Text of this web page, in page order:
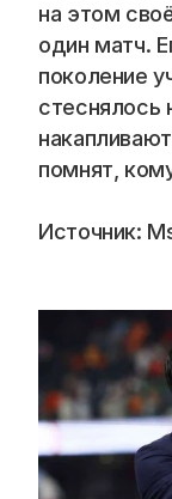
на этом
один матч.
поколение
стеснялось
помнят,
Источник: